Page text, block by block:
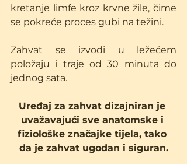
kretanje limfe kroz krvne žile, čime
se pokreće proces gubi na težini.
Zahvat se izvodi u ležećem
položaju i traje od 30 minuta do
jednog sata.
Uređaj za zahvat dizajniran je
uvažavajući sve anatomske i
fiziološke značajke tijela, tako
da je zahvat ugodan i siguran.